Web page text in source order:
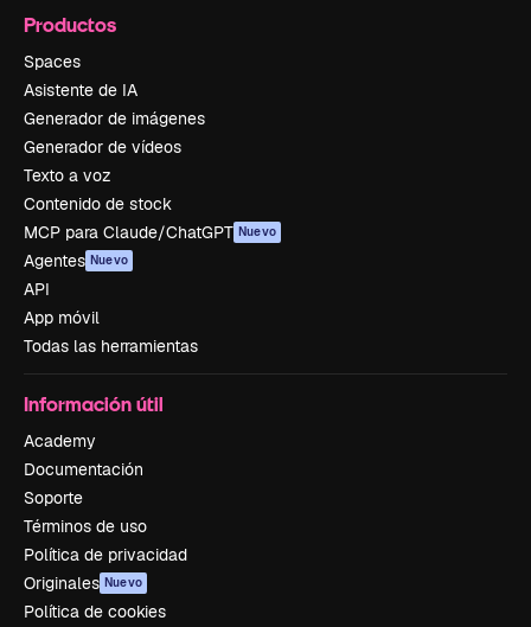
Productos
Spaces
Asistente de IA
Generador de imágenes
Generador de vídeos
Texto a voz
Contenido de stock
MCP para Claude/ChatGPT Nuevo
Agentes Nuevo
API
App móvil
Todas las herramientas
Información útil
Academy
Documentación
Soporte
Términos de uso
Política de privacidad
Originales Nuevo
Política de cookies